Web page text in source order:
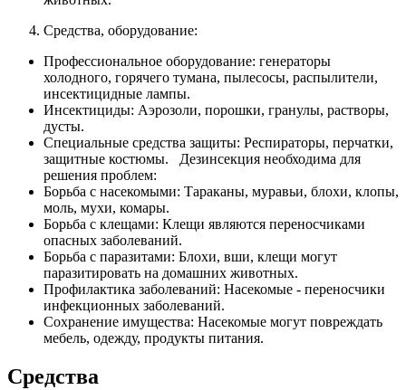
Средства, оборудование:
Профессиональное оборудование: генераторы
холодного, горячего тумана, пылесосы, распылители,
инсектицидные лампы.
Инсектициды: Аэрозоли, порошки, гранулы, растворы,
дусты.
Специальные средства защиты: Респираторы, перчатки,
защитные костюмы. Дезинсекция необходима для
решения проблем:
Борьба с насекомыми: Тараканы, муравьи, блохи, клопы,
моль, мухи, комары.
Борьба с клещами: Клещи являются переносчиками
опасных заболеваний.
Борьба с паразитами: Блохи, вши, клещи могут
паразитировать на домашних животных.
Профилактика заболеваний: Насекомые - переносчики
инфекционных заболеваний.
Сохранение имущества: Насекомые могут повреждать
мебель, одежду, продукты питания.
Средства